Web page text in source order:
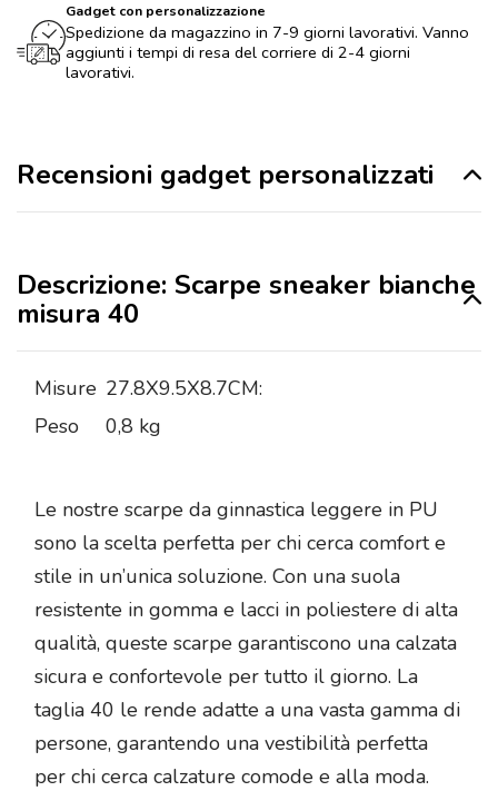
Gadget con personalizzazione
Spedizione da magazzino in 7-9 giorni lavorativi. Vanno
aggiunti i tempi di resa del corriere di 2-4 giorni
lavorativi.
Recensioni gadget personalizzati
Descrizione: Scarpe sneaker bianche
misura 40
Misure 27.8X9.5X8.7CM:
Peso
0,8 kg
Le nostre scarpe da ginnastica leggere in PU
sono la scelta perfetta per chi cerca comfort e
stile in un’unica soluzione. Con una suola
resistente in gomma e lacci in poliestere di alta
qualità, queste scarpe garantiscono una calzata
sicura e confortevole per tutto il giorno. La
taglia 40 le rende adatte a una vasta gamma di
persone, garantendo una vestibilità perfetta
per chi cerca calzature comode e alla moda.